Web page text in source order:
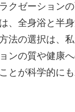
クゼーション
、全身浴と半身
法の選択は、
ンの質や健康
とが科学的に